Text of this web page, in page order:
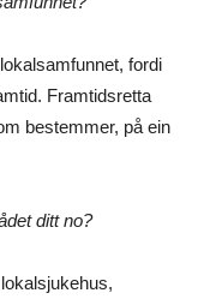
fordi
Framtidsretta
bestemmer, på ein
ditt no?